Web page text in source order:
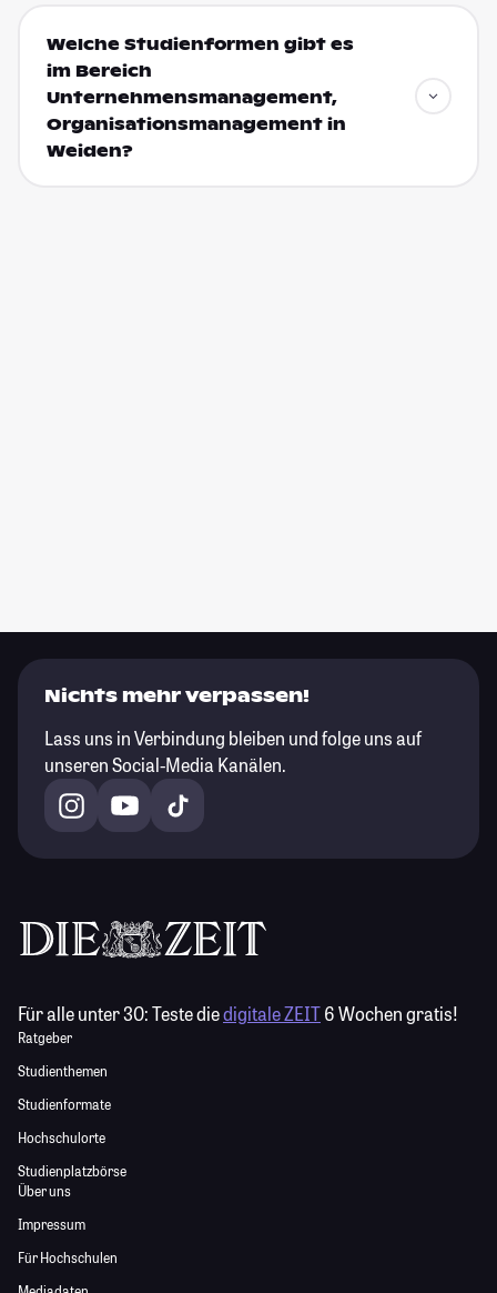
Welche Studienformen gibt es
im Bereich
Unternehmensmanagement,
Organisationsmanagement in
Weiden?
Nichts mehr verpassen!
Lass uns in Verbindung bleiben und folge uns auf
unseren Social-Media Kanälen.
Für alle unter 30:Teste diedigitale ZEIT6 Wochen gratis!
Ratgeber
Studienthemen
Studienformate
Hochschulorte
Studienplatzbörse
Über uns
Impressum
Für Hochschulen